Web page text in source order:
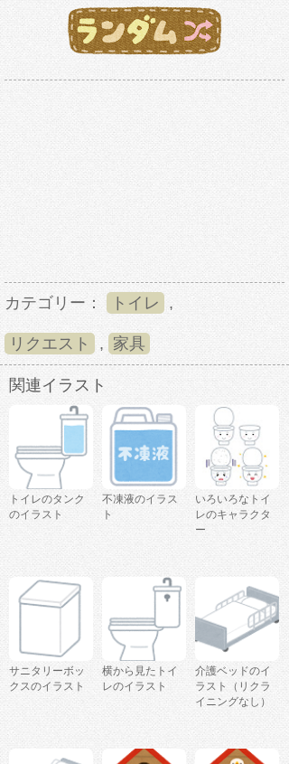
カテゴリー： トイレ ,
リクエスト , 家具
関連イラスト
トイレのタンク
のイラスト
不凍液のイラス
ト
いろいろなトイ
レのキャラクタ
ー
サニタリーボッ
クスのイラスト
横から見たトイ
レのイラスト
介護ベッドのイ
ラスト（リクラ
イニングなし）